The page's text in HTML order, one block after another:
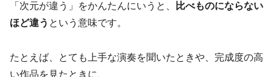
「次元が違う」をかんたんにいうと、
比べものにならない
ほど違う という意味です。
たとえば、とても上手な演奏を聞いたときや、完成度の高
い作品を見たときに、